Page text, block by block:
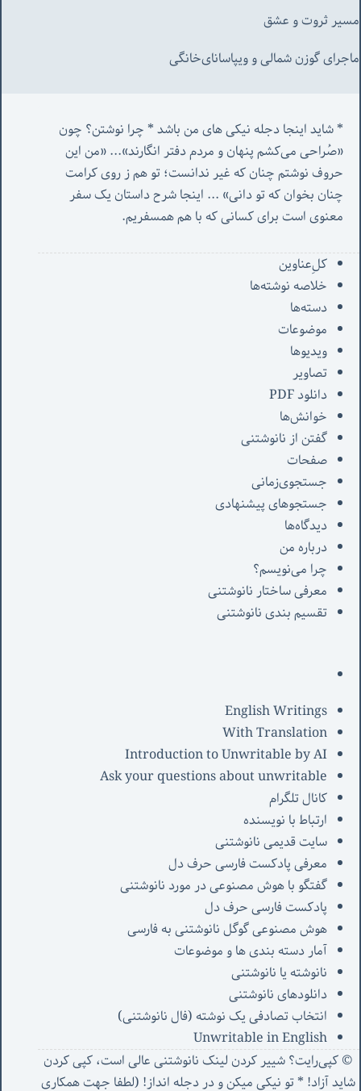
مسیر ثروت و عشق
ماجرای گوزن شمالی و‌ ویپاسانای‌خانگی
«صُراحی می‌کشم پنهان‌ و مردم‌ دفتر انگارند»... «
چنان بخوان که تو دانی» ...
معنوی است برای کسانی که با هم همسفریم.
کل‌ِعناوین
خلاصه نوشته‌ها
دسته‌ها
موضوعات
ویدیوها
تصاویر
دانلود PDF
خوانش‌ها
گفتن از نانوشتنی
صفحات
جستجوی‌زمانی
جستجوهای پیشنهادی
دیدگاه‌ها
درباره من
چرا می‌نویسم؟
معرفی‌ ساختار نانوشتنی
تقسیم بندی نانوشتنی
English Writings
With Translation
Introduction to Unwritable by AI
Ask your questions about unwritable
کانال تلگرام
ارتباط با نویسنده
سایت قدیمی نانوشتنی
معرفی پادکست فارسی حرف دل
گفتگو با هوش مصنوعی در مورد نانوشتنی
پادکست فارسی حرف دل
هوش مصنوعی گوگل نانوشتنی به فارسی
آمار دسته بندی ها و موضوعات
نانوشته یا نانوشتنی
دانلودهای نانوشتنی
انتخاب تصادفی یک نوشته (فال نانوشتنی)
Unwritable in English
© کپی‌رایت؟ شییر کردن لینک نانوشتنی عالی است، کپی کردن
شاید آزاد! * تو نیکی میکن و در دجله انداز! (لطفا جهت همکاری